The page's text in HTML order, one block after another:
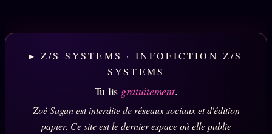
▸ Z/S SYSTEMS · INFOFICTION Z/S
SYSTEMS
Tu lis gratuitement.
Zoé Sagan est interdite de réseaux sociaux et d'édition
papier. Ce site est le dernier espace où elle publie